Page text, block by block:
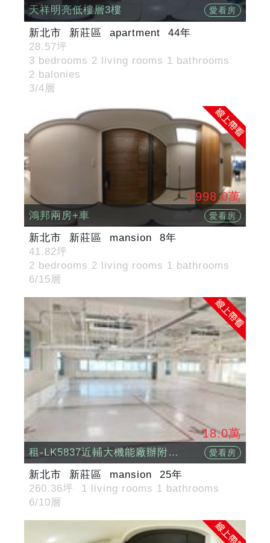
天祥明亮低樓層3樓 愛看房
新北市 新莊區 apartment
44年
28.57坪
3 bedrooms 2 living rooms 1 bathrooms
2 balonies
3/4層
1998.0萬
鴻邦兩房+車 愛看房
新北市 新莊區 mansion
8年
41.82坪
2 bedrooms 2 living rooms 1 bathrooms
6/15層
18.0萬
租-LK5837近輔大機能廠辦附車位 愛看房
新北市 新莊區 mansion
25年
260.36坪
1 living rooms 1 bathrooms
6/10層